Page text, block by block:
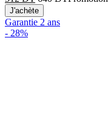
J'achète
Garantie 2 ans
- 28%